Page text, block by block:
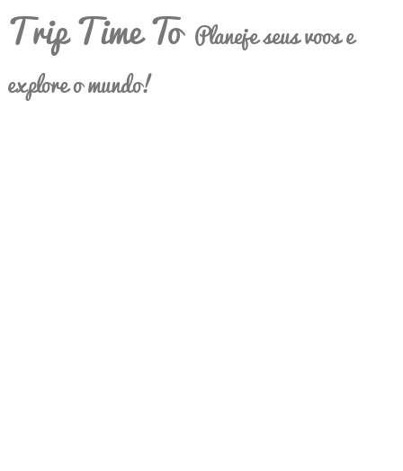
Trip Time To Planeje seus voos e
explore o mundo!